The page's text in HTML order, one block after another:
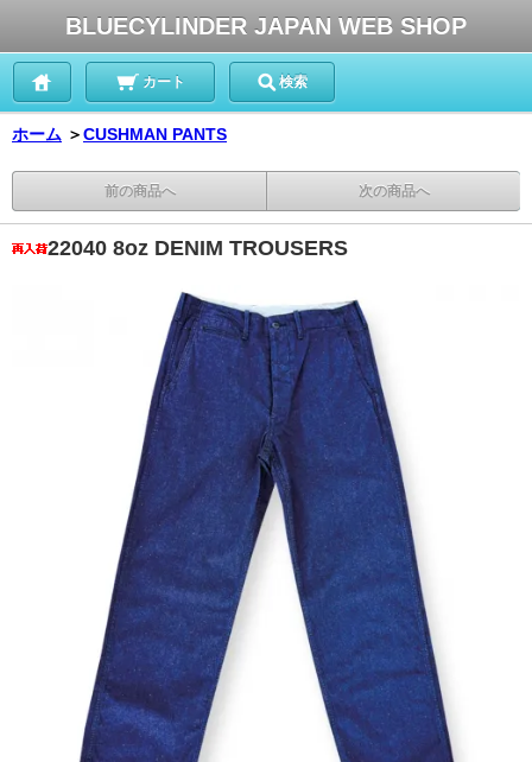
BLUECYLINDER JAPAN WEB SHOP
カート 検索
ホーム ＞CUSHMAN PANTS
前の商品へ 次の商品へ
22040 8oz DENIM TROUSERS